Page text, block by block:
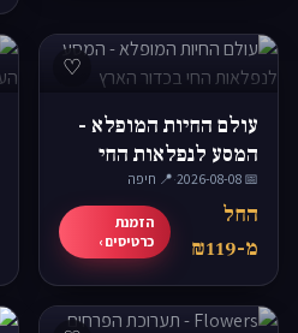
♡
עולם החיות המופלא -
המסע לנפלאות החי
בכדור הארץ
📅 2026-08-08
·📍 חיפה
החל
מ-₪119
הזמנת
כרטיסים ›